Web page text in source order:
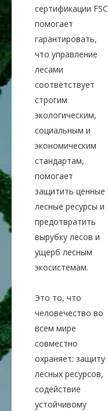
сертификации FSC
помогает
гарантировать,
что управление
лесами
соответствует
строгим
экологическим,
социальным и
экономическим
стандартам,
помогает
защитить ценные
лесные ресурсы и
предотвратить
вырубку лесов и
ущерб лесным
экосистемам.
Это то, что
человечество во
всем мире
совместно
охраняет: защиту
лесных ресурсов,
содействие
устойчивому